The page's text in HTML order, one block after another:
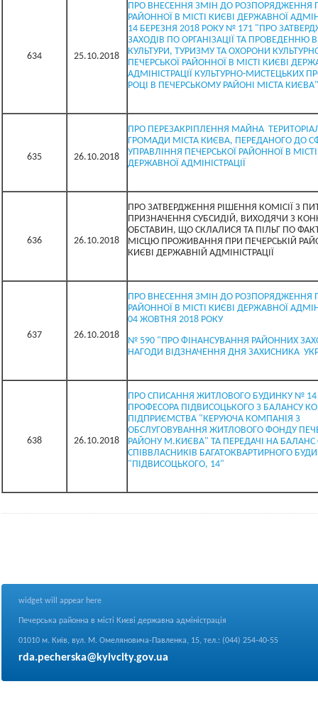
634 25.10.2018
ПРО ВНЕСЕННЯ ЗМІН ДО РОЗПОРЯДЖЕННЯ
РАЙОННОЇ В МІСТІ КИЄВІ ДЕРЖАВНОЇ
14 БЕРЕЗНЯ 2018 РОКУ № 171 "ПРО
ЗАХОДІВ ПО ОРГАНІЗАЦІЇ ТА ПРОВЕДЕННЮ
КУЛЬТУРИ, ТУРИЗМУ ТА ОХОРОНИ
ПЕЧЕРСЬКОЇ РАЙОННОЇ В МІСТІ КИЄВІ
АДМІНІСТРАЦІЇ КУЛЬТУРНО-МИСТЕЦЬКИХ
РОЦІ В ПЕЧЕРСЬКОМУ РАЙОНІ МІСТА КИЄВА"
635 26.10.2018
ПРО ПЕРЕЗАКРІПЛЕННЯ МАЙНА
ГРОМАДИ МІСТА КИЄВА, ПЕРЕДАНОГО ДО
УПРАВЛІННЯ ПЕЧЕРСЬКОЇ РАЙОННОЇ В
ДЕРЖАВНОЇ АДМІНІСТРАЦІЇ
636 26.10.2018
ПРО ЗАТВЕРДЖЕННЯ РІШЕННЯ КОМІСІЇ З
ПРИЗНАЧЕННЯ СУБСИДІЙ, ВИХОДЯЧИ З
ОБСТАВИН, ЩО СКЛАЛИСЯ ТА ПІЛЬГ ПО
МІСЦЮ ПРОЖИВАННЯ ПРИ ПЕЧЕРСЬКІЙ
КИЄВІ ДЕРЖАВНІЙ АДМІНІСТРАЦІЇ
637 26.10.2018
ПРО ВНЕСЕННЯ ЗМІН ДО РОЗПОРЯДЖЕННЯ
РАЙОННОЇ В МІСТІ КИЄВІ ДЕРЖАВНОЇ
04 ЖОВТНЯ 2018 РОКУ
№ 590 "ПРО ФІНАНСУВАННЯ РАЙОННИХ
НАГОДИ ВІДЗНАЧЕННЯ ДНЯ ЗАХИСНИКА
638 26.10.2018
ПРО СПИСАННЯ ЖИТЛОВОГО БУДИНКУ № 14
ПРОФЕСОРА ПІДВИСОЦЬКОГО З БАЛАНСУ
ПІДПРИЄМСТВА "КЕРУЮЧА КОМПАНІЯ З
ОБСЛУГОВУВАННЯ ЖИТЛОВОГО ФОНДУ
РАЙОНУ М.КИЄВА" ТА ПЕРЕДАЧІ НА
СПІВВЛАСНИКІВ БАГАТОКВАРТИРНОГО
"ПІДВИСОЦЬКОГО, 14"
widget will appear here
Печерська районна в місті Києві державна адміністрація
01010 м. Київ, вул. М. Омеляновича-Павленка, 15, тел.: (044) 254-40-55
rda.pecherska@kyivcity.gov.ua